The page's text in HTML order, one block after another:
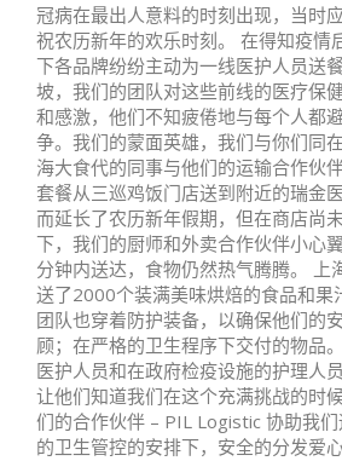
冠病在最出人意料的时刻出现，当时
祝农历新年的欢乐时刻。 在得知疫情
下各品牌纷纷主动为一线医护人员送
坡，我们的团队对这些前线的医疗保
和感激，他们不知疲倦地与每个人都
争。我们的蒙面英雄，我们与你们同
海大食代的同事与他们的运输合作伙
套餐从三巡鸡饭门店送到附近的瑞金
而延长了农历新年假期，但在商店尚
下，我们的厨师和外卖合作伙伴小心
分钟内送达，食物仍然热气腾腾。 上
送了2000个装满美味烘焙的食品和果
团队也穿着防护装备，以确保他们的
顾；在严格的卫生程序下交付的物品
医护人员和在政府检疫设施的护理人
让他们知道我们在这个充满挑战的时
们的合作伙伴 – PIL Logistic 协助我
的卫生管控的安排下，安全的分发爱心